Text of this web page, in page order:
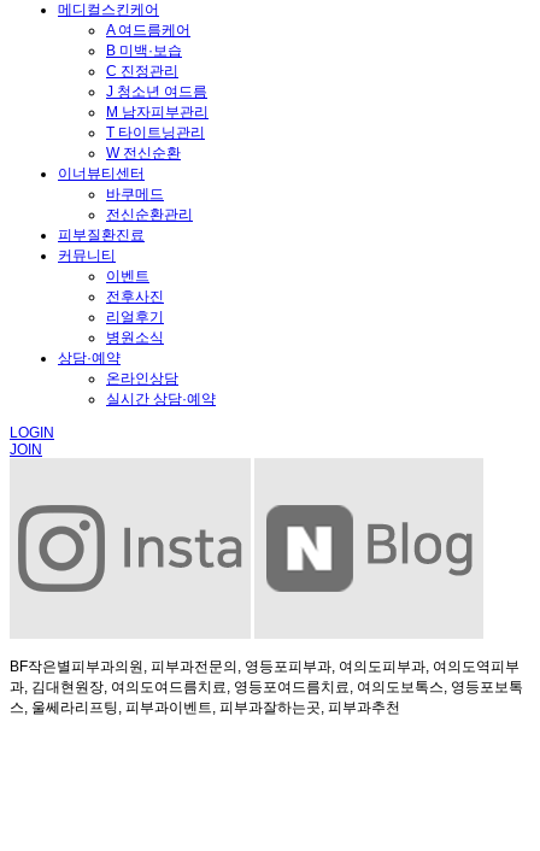
메디컬스킨케어
A 여드름케어
B 미백·보습
C 진정관리
J 청소년 여드름
M 남자피부관리
T 타이트닝관리
W 전신순환
이너뷰티센터
바쿠메드
전신순환관리
피부질환진료
커뮤니티
이벤트
전후사진
리얼후기
병원소식
상담·예약
온라인상담
실시간 상담·예약
LOGIN
JOIN
BF작은별피부과의원, 피부과전문의, 영등포피부과, 여의도피부과, 여의도역피부
과, 김대현원장, 여의도여드름치료, 영등포여드름치료, 여의도보톡스, 영등포보톡
스, 울쎄라리프팅, 피부과이벤트, 피부과잘하는곳, 피부과추천